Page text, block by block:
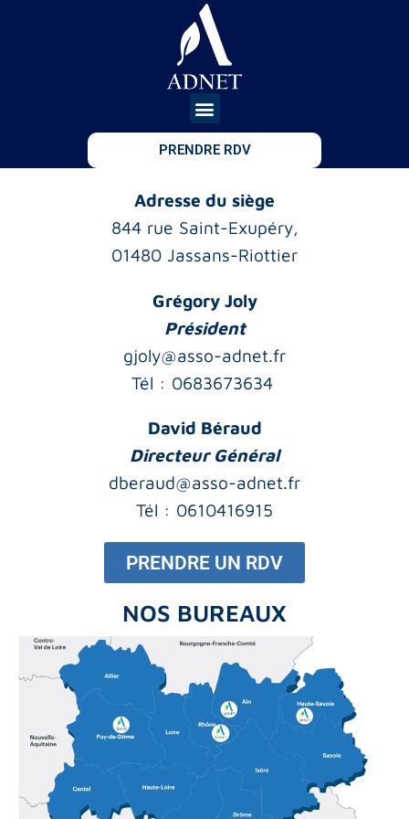
PRENDRE RDV
Adresse du siège
844 rue Saint-Exupéry,
01480 Jassans-Riottier
Grégory Joly
Président
gjoly@asso-adnet.fr
Tél : 0683673634
David Béraud
Directeur Général
dberaud@asso-adnet.fr
Tél : 0610416915
PRENDRE UN RDV
NOS BUREAUX